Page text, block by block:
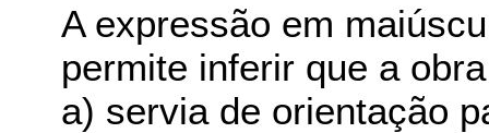
A expressão em
permite inferir que a
a) servia de orientação